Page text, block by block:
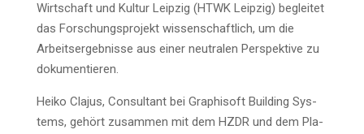
Wirt­schaft und Kul­tur Leip­zig (HTWK Leip­zig) beglei­tet
das For­schungs­pro­jekt wis­sen­schaft­lich, um die
Arbeits­er­geb­nis­se aus einer neu­tra­len Per­spek­ti­ve zu
dokumentieren.
Hei­ko Cla­jus, Con­sul­tant bei Gra­ph­i­s­oft Buil­ding Sys­
tems, gehört zusam­men mit dem HZDR und dem Pla­